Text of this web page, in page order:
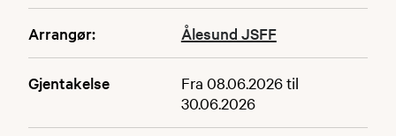
Arrangør: Ålesund JSFF
Gjentakelse
Fra 08.06.2026 til
30.06.2026